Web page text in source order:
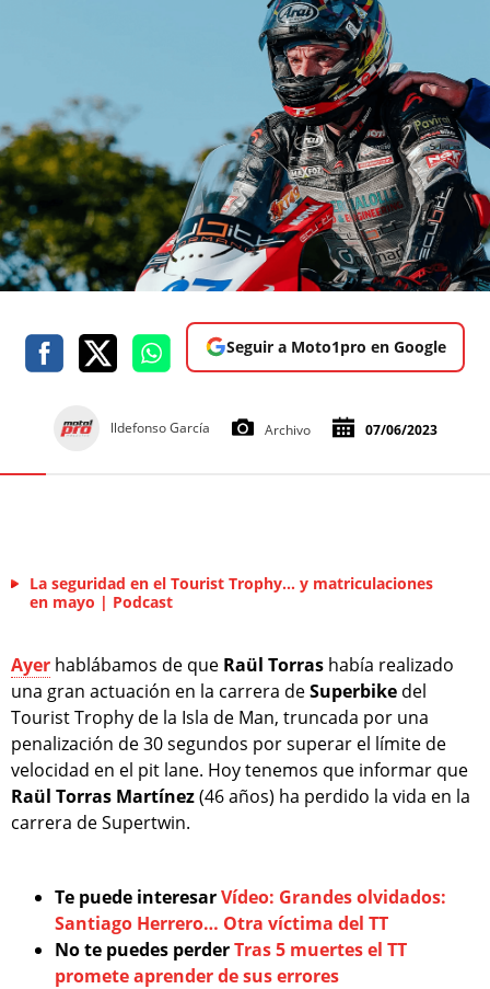
Seguir a Moto1pro en Google
lldefonso García Archivo 07/06/2023
La seguridad en el Tourist Trophy… y matriculaciones
en mayo | Podcast
Ayer hablábamos de que Raül Torras había realizado
una gran actuación en la carrera deSuperbike del
Tourist Trophy de la Isla de Man, truncada por una
penalización de 30 segundos por superar el límite de
velocidad en el pit lane. Hoy tenemos que informar que
Raül Torras Martínez(46 años) ha perdido la vida en la
carrera de Supertwin.
Te puede interesarVídeo: Grandes olvidados:
Santiago Herrero… Otra víctima del TT
No te puedes perderTras 5 muertes el TT
promete aprender de sus errores